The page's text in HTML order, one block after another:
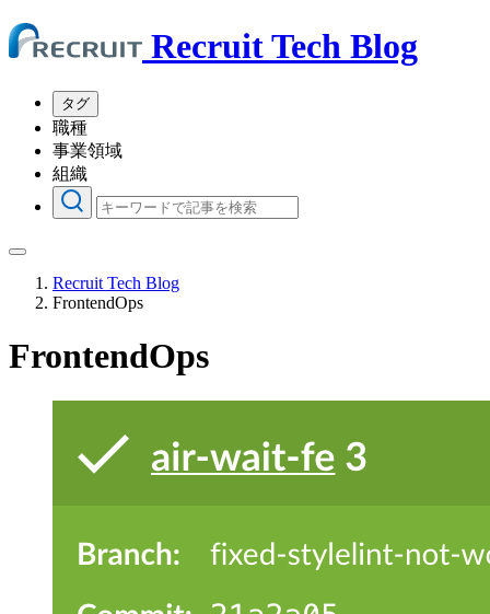
Recruit Tech Blog
タグ
職種
事業領域
組織
Recruit Tech Blog
FrontendOps
FrontendOps